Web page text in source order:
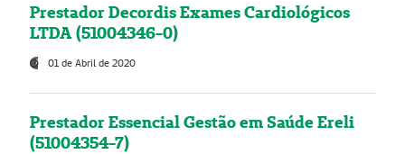
Prestador Decordis Exames Cardiológicos
LTDA (51004346-0)
01 de Abril de 2020
Prestador Essencial Gestão em Saúde Ereli
(51004354-7)